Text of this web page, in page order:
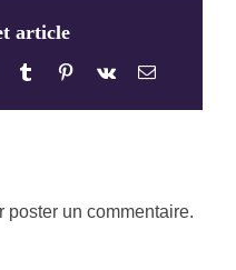
article
TumblrPinterest
Vk Email
poster un commentaire.